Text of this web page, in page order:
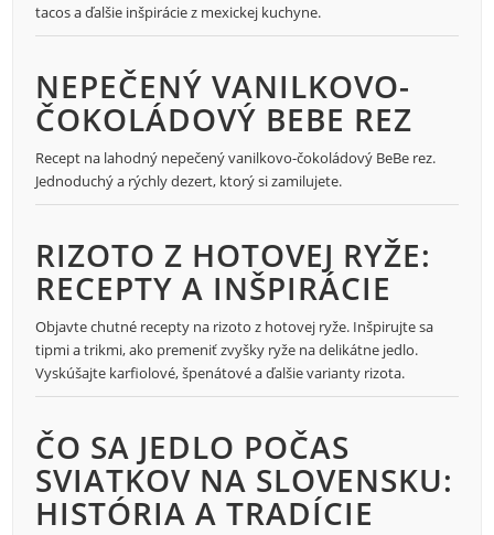
tacos a ďalšie inšpirácie z mexickej kuchyne.
NEPEČENÝ VANILKOVO-
ČOKOLÁDOVÝ BEBE REZ
Recept na lahodný nepečený vanilkovo-čokoládový BeBe rez.
Jednoduchý a rýchly dezert, ktorý si zamilujete.
RIZOTO Z HOTOVEJ RYŽE:
RECEPTY A INŠPIRÁCIE
Objavte chutné recepty na rizoto z hotovej ryže. Inšpirujte sa
tipmi a trikmi, ako premeniť zvyšky ryže na delikátne jedlo.
Vyskúšajte karfiolové, špenátové a ďalšie varianty rizota.
ČO SA JEDLO POČAS
SVIATKOV NA SLOVENSKU:
HISTÓRIA A TRADÍCIE